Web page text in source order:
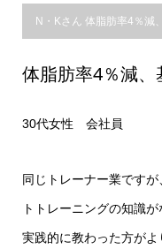
N・Kさん 体脂肪率4％減
体脂肪率4％減、
30代女性 会社員
同じトレーナー業です
トトレーニングの知識
実践的に教わった方が